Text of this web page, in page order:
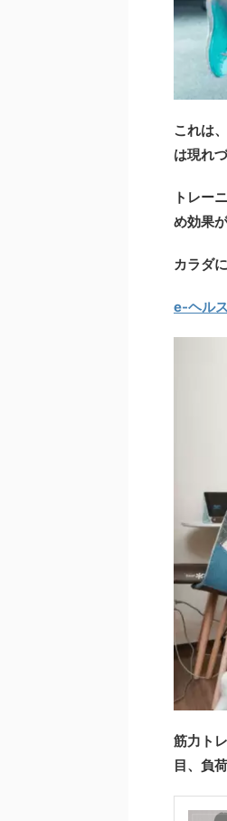
これは
は現れ
トレー
め効果
カラダ
e-ヘル
筋力ト
目、負